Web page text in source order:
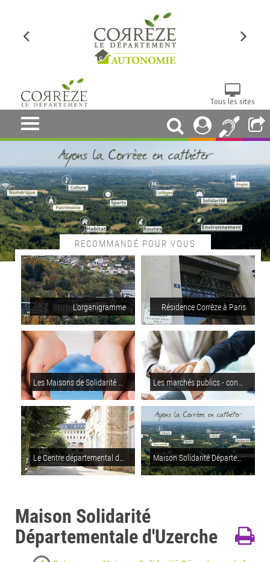
Tous les sites
RECOMMANDÉ POUR VOUS
L'organigramme Résidence Corrèze à Paris
Les Maisons de Solidarité Départementales Les marchés publics - consultations en cours
Le Centre départemental de l'enfance et de la famille Maison Solidarité Départementale de Tulle
Maison Solidarité
Départementale d'Uzerche